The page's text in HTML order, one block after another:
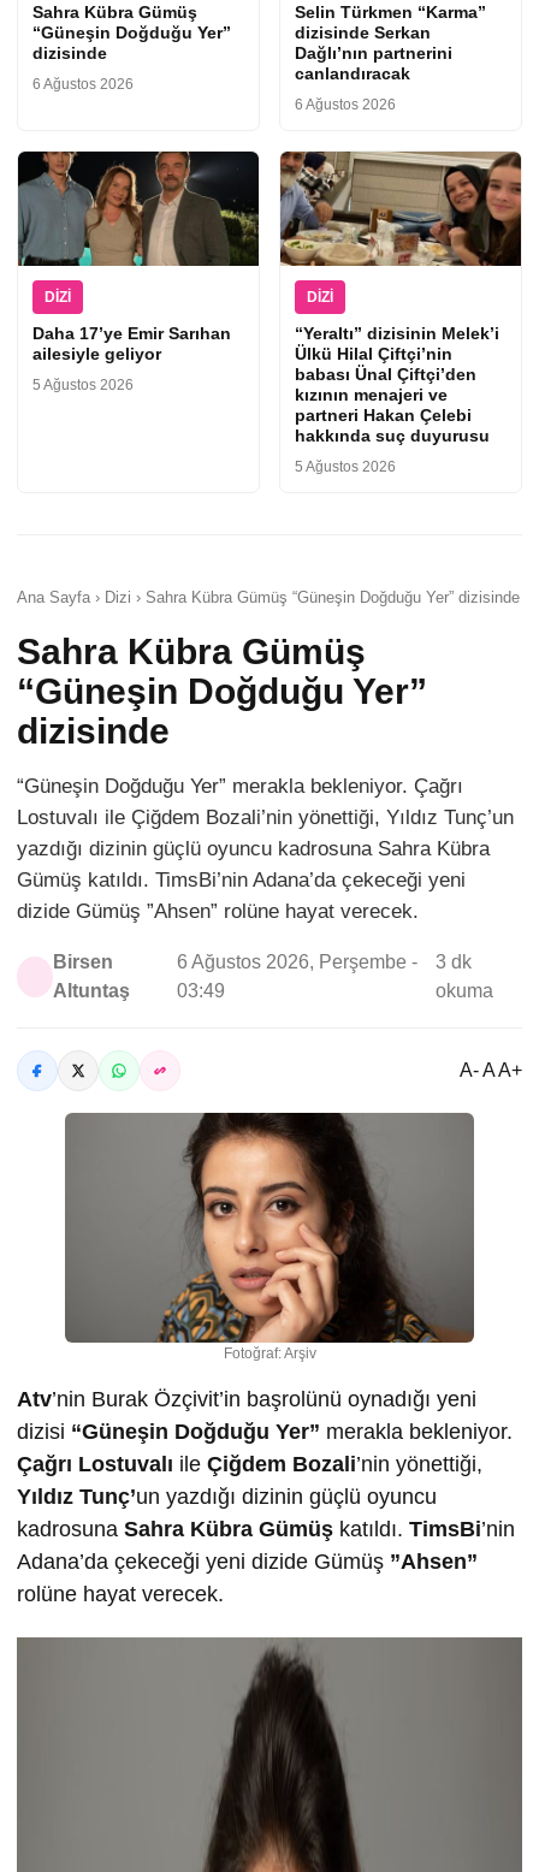
Sahra Kübra Gümüş
“Güneşin Doğduğu Yer”
dizisinde
6 Ağustos 2026
Selin Türkmen “Karma”
dizisinde Serkan
Dağlı’nın partnerini
canlandıracak
6 Ağustos 2026
DIZI
Daha 17’ye Emir Sarıhan
ailesiyle geliyor
5 Ağustos 2026
DIZI
“Yeraltı” dizisinin Melek’i
Ülkü Hilal Çiftçi’nin
babası Ünal Çiftçi’den
kızının menajeri ve
partneri Hakan Çelebi
hakkında suç duyurusu
5 Ağustos 2026
Ana Sayfa › Dizi › Sahra Kübra Gümüş “Güneşin Doğduğu Yer” dizisinde
Sahra Kübra Gümüş
“Güneşin Doğduğu Yer”
dizisinde
“Güneşin Doğduğu Yer” merakla bekleniyor. Çağrı
Lostuvalı ile Çiğdem Bozali’nin yönettiği, Yıldız Tunç’un
yazdığı dizinin güçlü oyuncu kadrosuna Sahra Kübra
Gümüş katıldı. TimsBi’nin Adana’da çekeceği yeni
dizide Gümüş ”Ahsen” rolüne hayat verecek.
Birsen
Altuntaş
6 Ağustos 2026, Perşembe -
03:49
3 dk
okuma
A- A A+
Fotoğraf: Arşiv
Atv’nin Burak Özçivit’in başrolünü oynadığı yeni
dizisi “Güneşin Doğduğu Yer” merakla bekleniyor.
Çağrı Lostuvalı ile Çiğdem Bozali’nin yönettiği,
Yıldız Tunç’un yazdığı dizinin güçlü oyuncu
kadrosuna Sahra Kübra Gümüş katıldı. TimsBi’nin
Adana’da çekeceği yeni dizide Gümüş ”Ahsen”
rolüne hayat verecek.